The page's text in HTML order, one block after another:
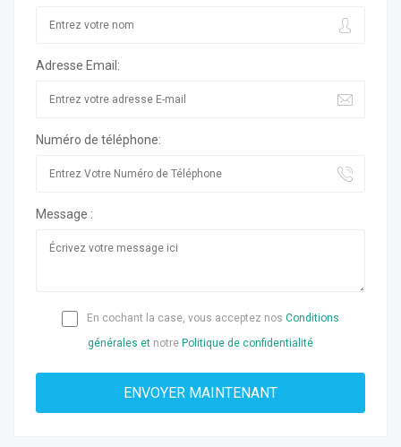
Adresse Email:
Numéro de téléphone:
Message :
En cochant la case, vous acceptez nos Conditions
générales et notre Politique de confidentialité